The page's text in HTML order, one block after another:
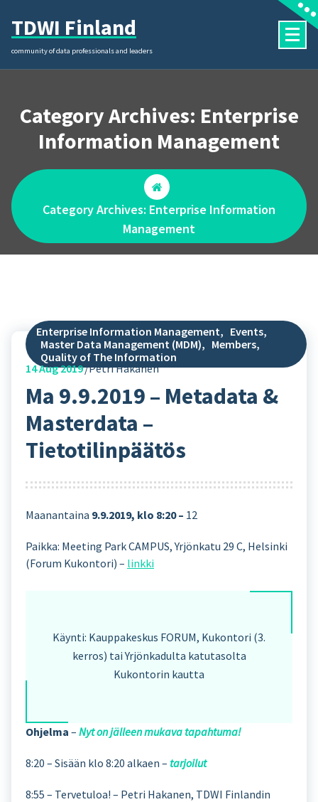
content
TDWI Finland
community of data professionals and leaders
Category Archives: Enterprise
Information Management
Category Archives: Enterprise Information
Management
Enterprise Information Management, Events,
Master Data Management (MDM), Members,
Quality of The Information
14Aug 2019 Petri Hakanen
Ma 9.9.2019 – Metadata &
Masterdata –
Tietotilinpäätös
Maanantaina 9.9.2019, klo 8:20 – 12
Paikka: Meeting Park CAMPUS, Yrjönkatu 29 C, Helsinki
(Forum Kukontori) – linkki
Käynti: Kauppakeskus FORUM, Kukontori (3.
kerros) tai Yrjönkadulta katutasolta
Kukontorin kautta
Ohjelma – Nyt on jälleen mukava tapahtuma!
8:20 – Sisään klo 8:20 alkaen – tarjoilut
8:55 – Tervetuloa! – Petri Hakanen, TDWI Finlandin